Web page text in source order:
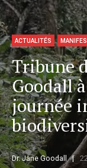
ACTUALITÉS
Tribune
Goodall
journée
Dr. Jane Goodall